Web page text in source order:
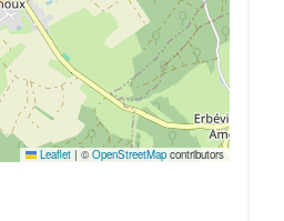
Leaflet | ©OpenStreetMap contributors